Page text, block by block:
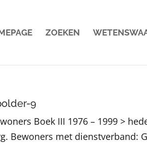
ZOEKEN
9
Boek III 1976 – 1999 >
Bewoners met dienstverband: